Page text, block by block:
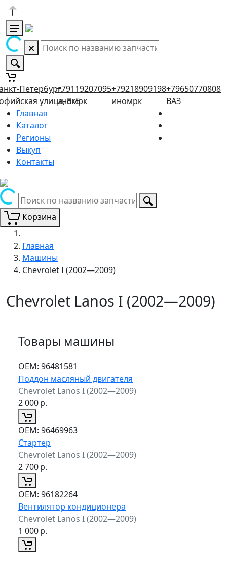
Петербург,
улица, 8к5
+79119207095
иномрк
+79218909198
иномрк
+79650770808
ВАЗ
Главная
Каталог
Регионы
Выкуп
Контакты
Корзина
Главная
Машины
Chevrolet I (2002—2009)
Chevrolet Lanos I (2002—2009)
Товары машины
ОЕМ: 96481581
Поддон масляный двигателя
Chevrolet Lanos I (2002—2009)
2 000р.
ОЕМ: 96469963
Стартер
Chevrolet Lanos I (2002—2009)
2 700р.
ОЕМ: 96182264
Вентилятор кондиционера
Chevrolet Lanos I (2002—2009)
1 000р.